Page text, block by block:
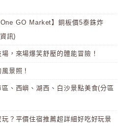
GO Market】銅板價5泰銖炸
訊)
，來場爆笑舒壓的體能冒險！
景照！
、西嶼、湖西、白沙景點美食(分區
？平價住宿推薦超詳細好吃好玩景